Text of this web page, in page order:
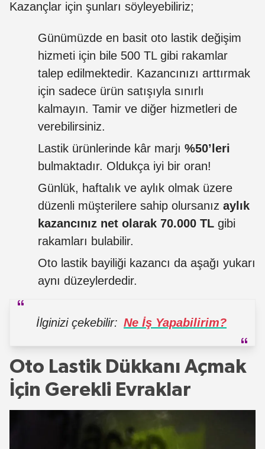
Kazançlar için şunları söyleyebiliriz;
Günümüzde en basit oto lastik değişim
hizmeti için bile 500 TL gibi rakamlar
talep edilmektedir. Kazancınızı arttırmak
için sadece ürün satışıyla sınırlı
kalmayın. Tamir ve diğer hizmetleri de
verebilirsiniz.
Lastik ürünlerinde kâr marjı %50’leri
bulmaktadır. Oldukça iyi bir oran!
Günlük, haftalık ve aylık olmak üzere
düzenli müşterilere sahip olursanız aylık
kazancınız net olarak 70.000 TL gibi
rakamları bulabilir.
Oto lastik bayiliği kazancı da aşağı yukarı
aynı düzeylerdedir.
İlginizi çekebilir: Ne İş Yapabilirim?
Oto Lastik Dükkanı Açmak
İçin Gerekli Evraklar